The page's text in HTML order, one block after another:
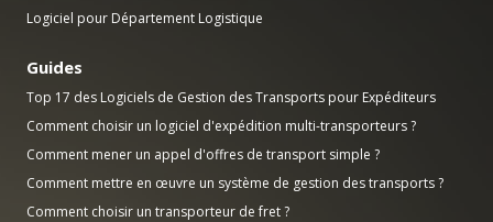
Logiciel pour Département Logistique
Guides
Top 17 des Logiciels de Gestion des Transports pour Expéditeurs
Comment choisir un logiciel d'expédition multi-transporteurs ?
Comment mener un appel d'offres de transport simple ?
Comment mettre en œuvre un système de gestion des transports ?
Comment choisir un transporteur de fret ?